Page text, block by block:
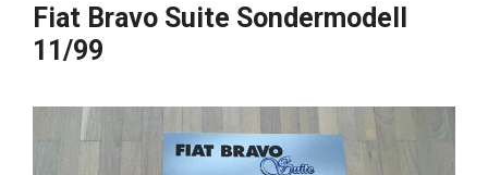
Fiat Bravo Suite Sondermodell
11/99